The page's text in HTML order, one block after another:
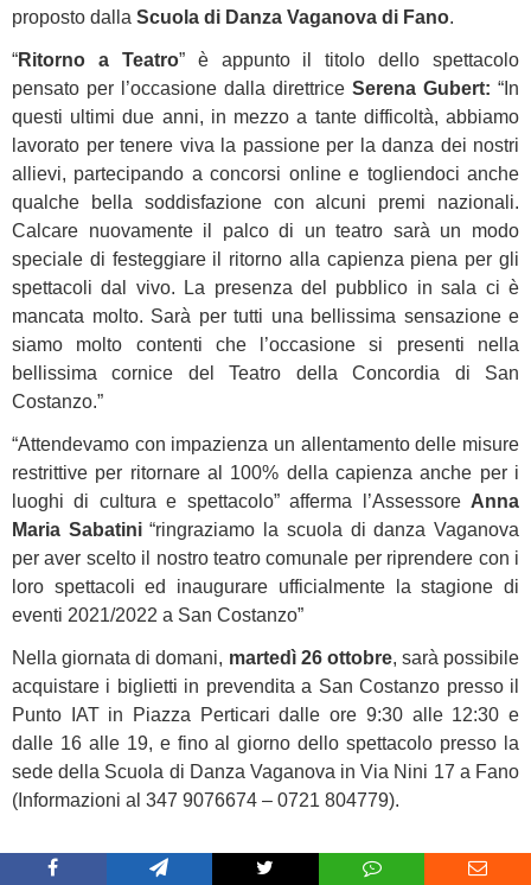
proposto dalla Scuola di Danza Vaganova di Fano.
“Ritorno a Teatro” è appunto il titolo dello spettacolo
pensato per l’occasione dalla direttrice Serena Gubert: “In
questi ultimi due anni, in mezzo a tante difficoltà, abbiamo
lavorato per tenere viva la passione per la danza dei nostri
allievi, partecipando a concorsi online e togliendoci anche
qualche bella soddisfazione con alcuni premi nazionali.
Calcare nuovamente il palco di un teatro sarà un modo
speciale di festeggiare il ritorno alla capienza piena per gli
spettacoli dal vivo. La presenza del pubblico in sala ci è
mancata molto. Sarà per tutti una bellissima sensazione e
siamo molto contenti che l’occasione si presenti nella
bellissima cornice del Teatro della Concordia di San
Costanzo.”
“Attendevamo con impazienza un allentamento delle misure
restrittive per ritornare al 100% della capienza anche per i
luoghi di cultura e spettacolo” afferma l’Assessore Anna
Maria Sabatini“ringraziamo la scuola di danza Vaganova
per aver scelto il nostro teatro comunale per riprendere con i
loro spettacoli ed inaugurare ufficialmente la stagione di
eventi 2021/2022 a San Costanzo”
Nella giornata di domani, martedì 26 ottobre, sarà possibile
acquistare i biglietti in prevendita a San Costanzo presso il
Punto IAT in Piazza Perticari dalle ore 9:30 alle 12:30 e
dalle 16 alle 19, e fino al giorno dello spettacolo presso la
sede della Scuola di Danza Vaganova in Via Nini 17 a Fano
(Informazioni al 347 9076674 – 0721 804779).